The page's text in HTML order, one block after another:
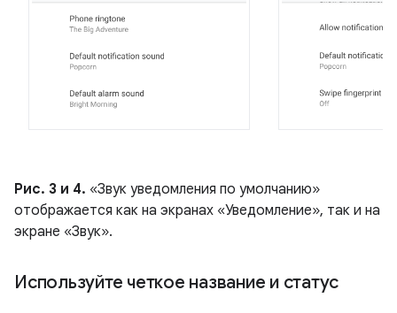
Рис. 3 и 4. «Звук уведомления по умолчанию»
отображается как на экранах «Уведомление», так и на
экране «Звук».
Используйте четкое название и статус